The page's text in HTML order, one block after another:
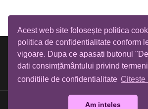
Acest web site folosește politica
politica de confidentialitate conform
vigoare. Dupa ce apasati butonul
dati consimțământului privind
conditiile de confidentialitate Citeste
Am inteles